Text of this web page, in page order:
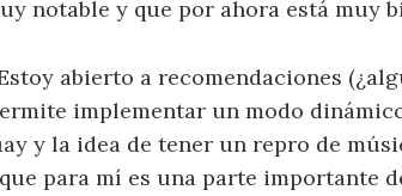
notable y que por ahora está muy
abierto a recomendaciones
implementar un modo
y la idea de tener un repro de
para mí es una parte importante